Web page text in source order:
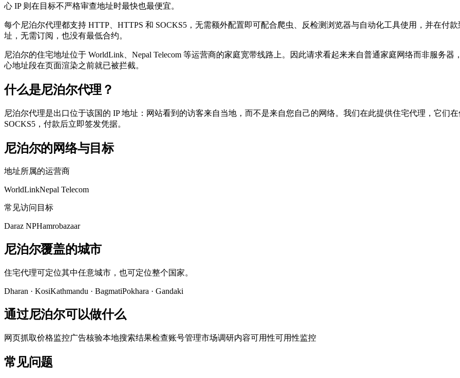
心 IP 则在目标不严格审查地址时最快也最便宜。
每个尼泊尔代理都支持 HTTP、HTTPS 和 SOCKS5，无需额外配置即可配合爬虫、反检测浏览器与自动化工具使用，并在付
址，无需订阅，也没有最低合约。
尼泊尔的住宅地址位于 WorldLink、Nepal Telecom 等运营商的家庭宽带线路上。因此请求看起来来自普通家庭网络而非服务器
心地址段在页面渲染之前就已被拦截。
什么是尼泊尔代理？
尼泊尔代理是出口位于该国的 IP 地址：网站看到的访客来自当地，而不是来自您自己的网络。我们在此提供住宅代理，它们
SOCKS5，付款后立即签发凭据。
尼泊尔的网络与目标
地址所属的运营商
WorldLinkNepal Telecom
常见访问目标
Daraz NPHamrobazaar
尼泊尔覆盖的城市
住宅代理可定位其中任意城市，也可定位整个国家。
Dharan · KosiKathmandu · BagmatiPokhara · Gandaki
通过尼泊尔可以做什么
网页抓取价格监控广告核验本地搜索结果检查账号管理市场调研内容可用性可用性监控
常见问题